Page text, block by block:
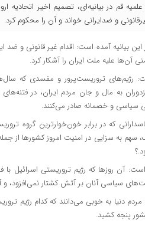
قم در بیانیه‌ای، تصمیم اخیر اتحادیه
و ضدایرانی خواند و آن را محکوم کرد.
بیانیه آمده است: اقدام غیر قانونی و ضد
آن‌ها علیه ملت ایران را آشکار کرد.
رژیم‌های تروریست‌پرور و مفسدی که
به مال و جان مردم ایران، در
سیاسی و خصمانه صادر می‌کنند.
که در برابر خون‌خوارترین گروه
به سزایی در امنیت امروز کشورها از جمله
آن روزها که رژیم تروریستی اسرائیل
سیاسی آنان بر آتش کشتار نمی‌افزود، و
مردم دنیا به خوبی می‌دانند که کدام رژیم
پنجه کشید.